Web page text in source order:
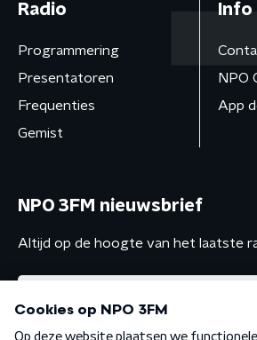
Radio
Programmering
Presentatoren
Frequenties
Gemist
Info
NPO
App
NPO 3FM nieuwsbrief
Altijd op de hoogte van het laatste